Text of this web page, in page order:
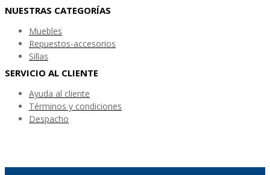
NUESTRAS CATEGORÍAS
Muebles
Repuestos-accesorios
Sillas
SERVICIO AL CLIENTE
Ayuda al cliente
Términos y condiciones
Despacho